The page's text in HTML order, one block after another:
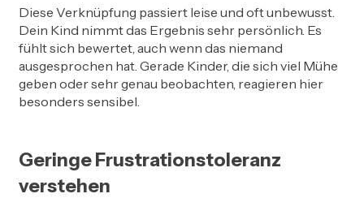
Diese Verknüpfung passiert leise und oft unbewusst.
Dein Kind nimmt das Ergebnis sehr persönlich. Es
fühlt sich bewertet, auch wenn das niemand
ausgesprochen hat. Gerade Kinder, die sich viel Mühe
geben oder sehr genau beobachten, reagieren hier
besonders sensibel.
Geringe Frustrationstoleranz
verstehen